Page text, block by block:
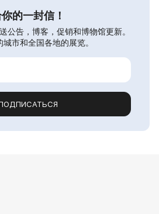
的一封信！
公告，博客，促销和博物馆更新。
市和全国各地的展览。